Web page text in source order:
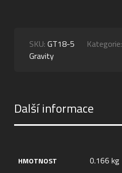
SKU:GT18-5
Gravity
Další informace
HMOTNOST 0.166 kg